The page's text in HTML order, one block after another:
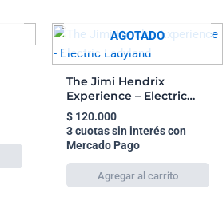
AGOTADO
The Jimi Hendrix
Experience – Electric
Ladyland
$120.000
3 cuotas sin interés con
Mercado Pago